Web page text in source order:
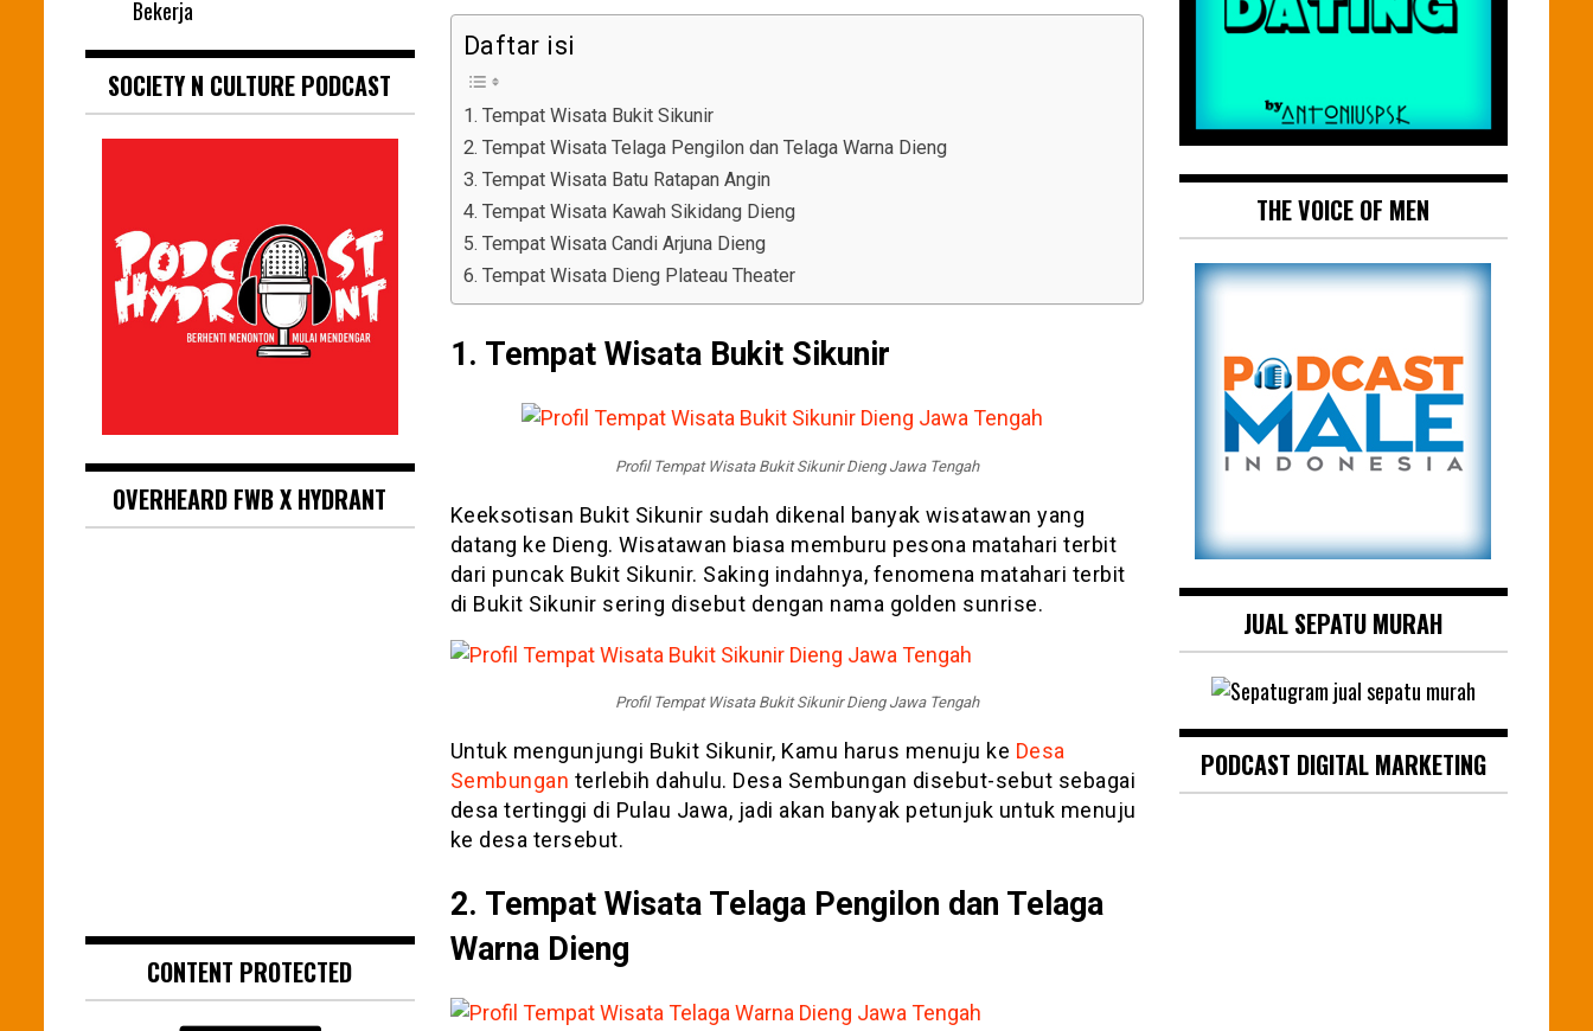
Daftar isi
1. Tempat Wisata Bukit Sikunir
2. Tempat Wisata Telaga Pengilon dan Telaga Warna Dieng
3. Tempat Wisata Batu Ratapan Angin
4. Tempat Wisata Kawah Sikidang Dieng
5. Tempat Wisata Candi Arjuna Dieng
6. Tempat Wisata Dieng Plateau Theater
1. Tempat Wisata Bukit Sikunir
Profil Tempat Wisata Bukit Sikunir Dieng Jawa Tengah
Keeksotisan Bukit Sikunir sudah dikenal banyak wisatawan yang
datang ke Dieng. Wisatawan biasa memburu pesona matahari terbit
dari puncak Bukit Sikunir. Saking indahnya, fenomena matahari terbit
di Bukit Sikunir sering disebut dengan nama golden sunrise.
Profil Tempat Wisata Bukit Sikunir Dieng Jawa Tengah
Untuk mengunjungi Bukit Sikunir, Kamu harus menuju ke Desa
Sembungan terlebih dahulu. Desa Sembungan disebut-sebut sebagai
desa tertinggi di Pulau Jawa, jadi akan banyak petunjuk untuk menuju
ke desa tersebut.
2. Tempat Wisata Telaga Pengilon dan Telaga
Warna Dieng
Bekerja
SOCIETY N CULTURE PODCAST
OVERHEARD FWB X HYDRANT
CONTENT PROTECTED
THE VOICE OF MEN
JUAL SEPATU MURAH
PODCAST DIGITAL MARKETING